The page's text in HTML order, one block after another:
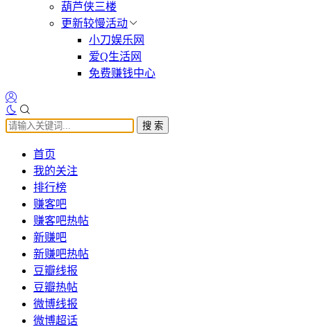
葫芦侠三楼
更新较慢活动
小刀娱乐网
爱Q生活网
免费赚钱中心
搜 索
首页
我的关注
排行榜
赚客吧
赚客吧热帖
新赚吧
新赚吧热帖
豆瓣线报
豆瓣热帖
微博线报
微博超话